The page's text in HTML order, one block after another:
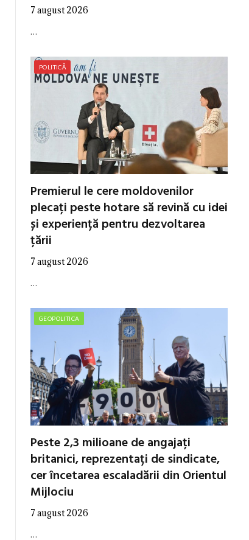
7 august 2026
…
POLITICĂ
Premierul le cere moldovenilor
plecați peste hotare să revină cu idei
și experiență pentru dezvoltarea
țării
7 august 2026
…
GEOPOLITICA
Peste 2,3 milioane de angajați
britanici, reprezentați de sindicate,
cer încetarea escaladării din Orientul
Mijlociu
7 august 2026
…